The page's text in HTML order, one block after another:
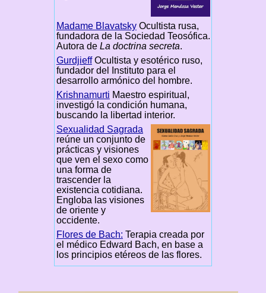
Madame BlavatskyOcultista rusa,
fundadora de la Sociedad Teosófica.
Autora de La doctrina secreta.
GurdjieffOcultista y esotérico ruso,
fundador del Instituto para el
desarrollo armónico del hombre.
Krishnamurti Maestro espiritual,
investigó la condición humana,
buscando la libertad interior.
Sexualidad Sagrada
reúne un conjunto de
prácticas y visiones
que ven el sexo como
una forma de
trascender la
existencia cotidiana.
Engloba las visiones
de oriente y
occidente.
Flores de Bach: Terapia creada por
el médico Edward Bach, en base a
los principios etéreos de las flores.